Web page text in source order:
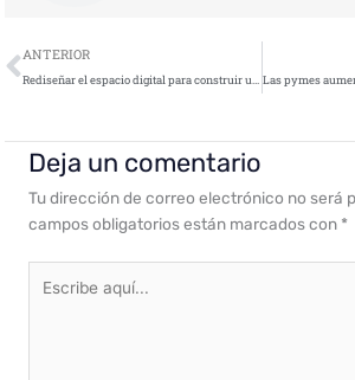
Ant
ANTERIOR
Rediseñar el espacio digital para construir un entorno seguro
Deja un comentario
Tu dirección de correo electrónico no será
campos obligatorios están marcados con *
aquí...